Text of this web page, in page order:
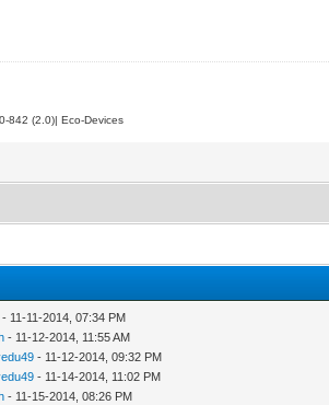
842 (2.0)| Eco-Devices
- 11-11-2014, 07:34 PM
- 11-12-2014, 11:55 AM
- 11-12-2014, 09:32 PM
- 11-14-2014, 11:02 PM
- 11-15-2014, 08:26 PM